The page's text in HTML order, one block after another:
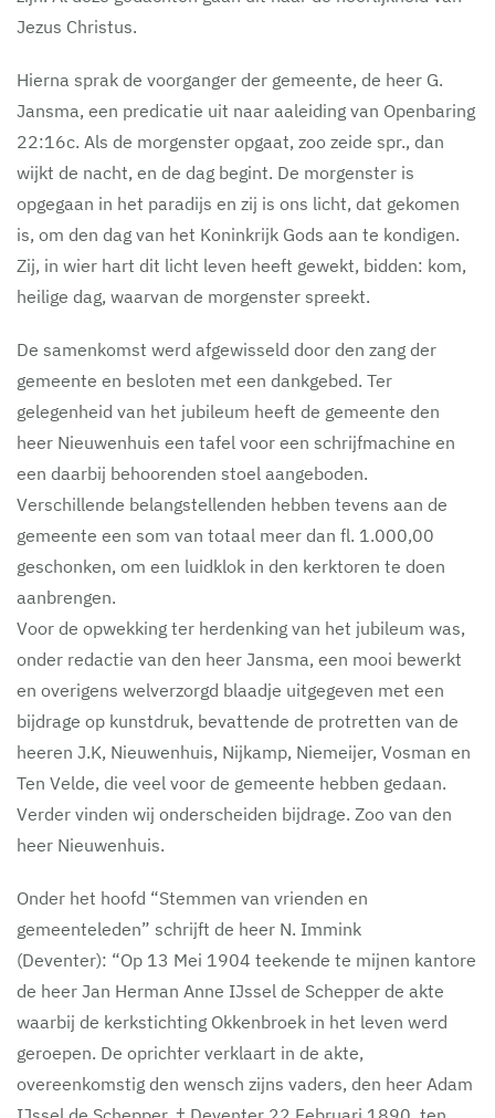
Jezus Christus.
Hierna sprak de voorganger der gemeente, de heer G.
Jansma, een predicatie uit naar aaleiding van Openbaring
22:16c. Als de morgenster opgaat, zoo zeide spr., dan
wijkt de nacht, en de dag begint. De morgenster is
opgegaan in het paradijs en zij is ons licht, dat gekomen
is, om den dag van het Koninkrijk Gods aan te kondigen.
Zij, in wier hart dit licht leven heeft gewekt, bidden: kom,
heilige dag, waarvan de morgenster spreekt.
De samenkomst werd afgewisseld door den zang der
gemeente en besloten met een dankgebed. Ter
gelegenheid van het jubileum heeft de gemeente den
heer Nieuwenhuis een tafel voor een schrijfmachine en
een daarbij behoorenden stoel aangeboden.
Verschillende belangstellenden hebben tevens aan de
gemeente een som van totaal meer dan fl. 1.000,00
geschonken, om een luidklok in den kerktoren te doen
aanbrengen.
Voor de opwekking ter herdenking van het jubileum was,
onder redactie van den heer Jansma, een mooi bewerkt
en overigens welverzorgd blaadje uitgegeven met een
bijdrage op kunstdruk, bevattende de protretten van de
heeren J.K, Nieuwenhuis, Nijkamp, Niemeijer, Vosman en
Ten Velde, die veel voor de gemeente hebben gedaan.
Verder vinden wij onderscheiden bijdrage. Zoo van den
heer Nieuwenhuis.
Onder het hoofd “Stemmen van vrienden en
gemeenteleden” schrijft de heer N. Immink
(Deventer): “Op 13 Mei 1904 teekende te mijnen kantore
de heer Jan Herman Anne IJssel de Schepper de akte
waarbij de kerkstichting Okkenbroek in het leven werd
geroepen. De oprichter verklaart in de akte,
overeenkomstig den wensch zijns vaders, den heer Adam